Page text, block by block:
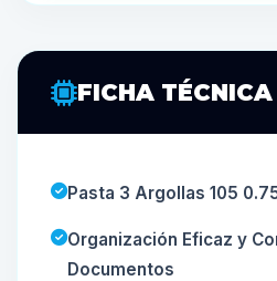
FICHA TÉCNICA
Pasta 3 Argollas 105
Organización Eficaz y
Documentos